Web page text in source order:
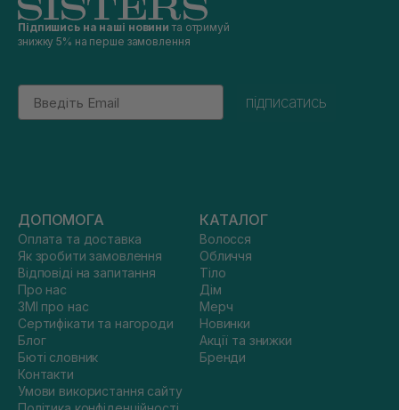
Підпишись на наші новини та отримуй
знижку 5% на перше замовлення
Email
підписатись
ДОПОМОГА
Оплата та доставка
Як зробити замовлення
Відповіді на запитання
Про нас
ЗМІ про нас
Сертифікати та нагороди
Блог
Бюті словник
Контакти
Умови використання сайту
КАТАЛОГ
Волосся
Обличчя
Тіло
Дім
Мерч
Новинки
Акції та знижки
Бренди